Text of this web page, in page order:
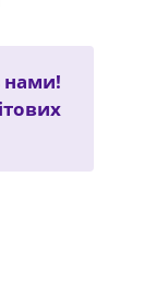
нами!